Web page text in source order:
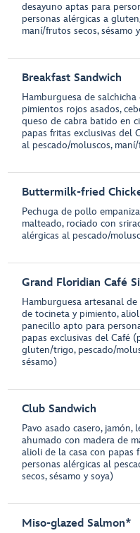
desayuno aptas para
personas alérgicas a
maní/frutos secos, sésamo
Breakfast Sandwich
Hamburguesa de
pimientos rojos asados,
queso de cabra batido en
papas fritas exclusivas del
al pescado/moluscos,
Buttermilk-fried
Pechuga de pollo
malteado, rociado con
alérgicas al pescado/
Grand Floridian Café
Hamburguesa artesanal
de tocineta y pimiento,
panecillo apto para
papas exclusivas del Café
gluten/trigo, pescado/
sésamo)
Club Sandwich
Pavo asado casero, jamón,
ahumado con madera de
alioli de la casa con papas
personas alérgicas al
secos, sésamo y soya)
Miso-glazed Salmon*